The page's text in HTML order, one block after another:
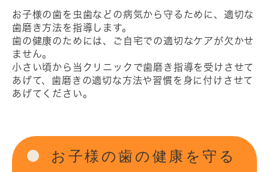
お子様の歯を虫歯などの病気から守るために、適切な
歯磨き方法を指導します。
歯の健康のためには、ご自宅での適切なケアが欠かせ
ません。
小さい頃から当クリニックで歯磨き指導を受けさせて
あげて、歯磨きの適切な方法や習慣を身に付けさせて
あげてください。
お子様の歯の健康を守る